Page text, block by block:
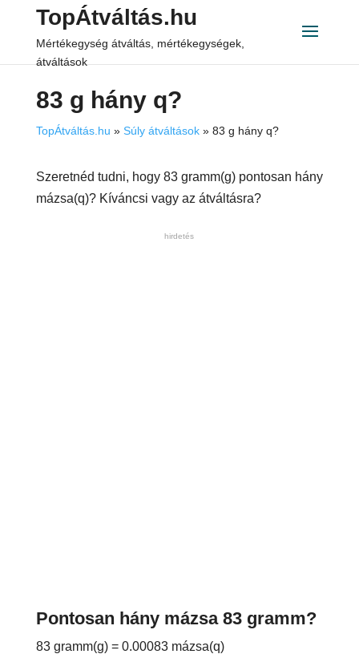
TopÁtváltás.hu
Mértékegység átváltás, mértékegységek,
átváltások
83 g hány q?
TopÁtváltás.hu » Súly átváltások» 83 g hány q?
Szeretnéd tudni, hogy 83 gramm(g) pontosan hány
mázsa(q)? Kíváncsi vagy az átváltásra?
hirdetés
Pontosan hány mázsa 83 gramm?
83 gramm(g) = 0.00083 mázsa(q)